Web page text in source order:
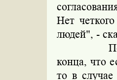
Нет
людей", -
По
конца, что
то в